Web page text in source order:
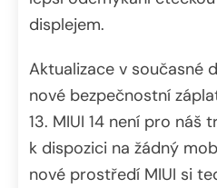
displejem.
Aktualizace v současné
nové bezpečnostní
13. MIUI 14 není pro náš
k dispozici na žádný
nové prostředí MIUI si